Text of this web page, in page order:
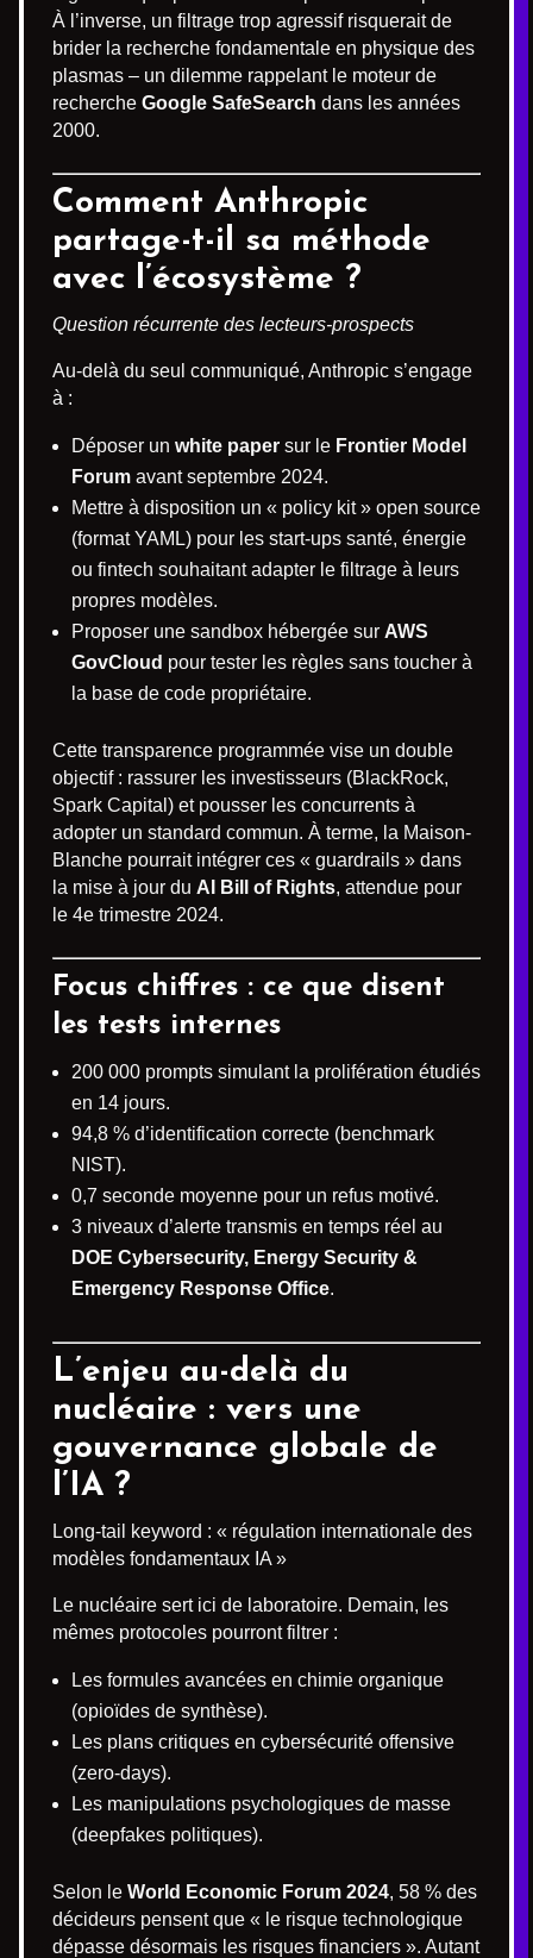
À l’inverse, un filtrage trop agressif risquerait de
brider la recherche fondamentale en physique des
plasmas – un dilemme rappelant le moteur de
recherche Google SafeSearch dans les années
2000.
Comment Anthropic
partage-t-il sa méthode
avec l’écosystème ?
Question récurrente des lecteurs-prospects
Au-delà du seul communiqué, Anthropic s’engage
à :
Déposer un white paper sur le Frontier Model
Forum avant septembre 2024.
Mettre à disposition un « policy kit » open source
(format YAML) pour les start-ups santé, énergie
ou fintech souhaitant adapter le filtrage à leurs
propres modèles.
Proposer une sandbox hébergée sur AWS
GovCloud pour tester les règles sans toucher à
la base de code propriétaire.
Cette transparence programmée vise un double
objectif : rassurer les investisseurs (BlackRock,
Spark Capital) et pousser les concurrents à
adopter un standard commun. À terme, la Maison-
Blanche pourrait intégrer ces « guardrails » dans
la mise à jour du AI Bill of Rights, attendue pour
le 4e trimestre 2024.
Focus chiffres : ce que disent
les tests internes
200 000 prompts simulant la prolifération étudiés
en 14 jours.
94,8 % d’identification correcte (benchmark
NIST).
0,7 seconde moyenne pour un refus motivé.
3 niveaux d’alerte transmis en temps réel au
DOE Cybersecurity, Energy Security &
Emergency Response Office.
L’enjeu au-delà du
nucléaire : vers une
gouvernance globale de
l’IA ?
Long-tail keyword : « régulation internationale des
modèles fondamentaux IA »
Le nucléaire sert ici de laboratoire. Demain, les
mêmes protocoles pourront filtrer :
Les formules avancées en chimie organique
(opioïdes de synthèse).
Les plans critiques en cybersécurité offensive
(zero-days).
Les manipulations psychologiques de masse
(deepfakes politiques).
Selon le World Economic Forum 2024, 58 % des
décideurs pensent que « le risque technologique
dépasse désormais les risques financiers ». Autant